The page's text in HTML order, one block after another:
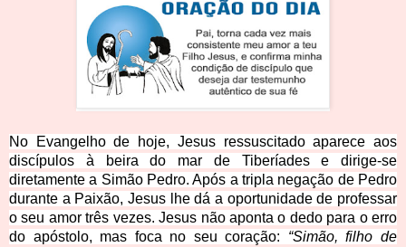
No Evangelho de hoje, Jesus ressuscitado aparece aos
discípulos à beira do mar de Tiberíades e dirige-se
diretamente a Simão Pedro. Após a tripla negação de Pedro
durante a Paixão, Jesus lhe dá a oportunidade de professar
o seu amor três vezes. Jesus não aponta o dedo para o erro
do apóstolo, mas foca no seu coração: “Simão, filho de